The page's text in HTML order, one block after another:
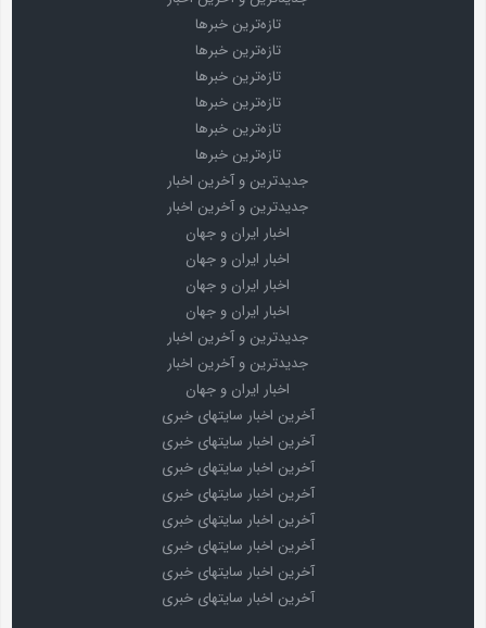
تازه‌ترین خبرها
تازه‌ترین خبرها
تازه‌ترین خبرها
تازه‌ترین خبرها
تازه‌ترین خبرها
تازه‌ترین خبرها
جدیدترین و آخرین اخبار
جدیدترین و آخرین اخبار
اخبار ایران و جهان
اخبار ایران و جهان
اخبار ایران و جهان
اخبار ایران و جهان
جدیدترین و آخرین اخبار
جدیدترین و آخرین اخبار
اخبار ایران و جهان
آخرین اخبار سایتهای خبری
آخرین اخبار سایتهای خبری
آخرین اخبار سایتهای خبری
آخرین اخبار سایتهای خبری
آخرین اخبار سایتهای خبری
آخرین اخبار سایتهای خبری
آخرین اخبار سایتهای خبری
آخرین اخبار سایتهای خبری